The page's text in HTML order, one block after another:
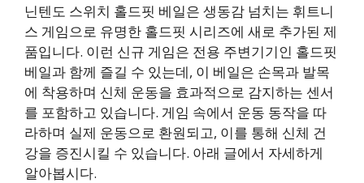
닌텐도 스위치 홀드핏 베일은 생동감 넘치는 휘트니
스 게임으로 유명한 홀드핏 시리즈에 새로 추가된 제
품입니다. 이런 신규 게임은 전용 주변기기인 홀드핏
베일과 함께 즐길 수 있는데, 이 베일은 손목과 발목
에 착용하며 신체 운동을 효과적으로 감지하는 센서
를 포함하고 있습니다. 게임 속에서 운동 동작을 따
라하며 실제 운동으로 환원되고, 이를 통해 신체 건
강을 증진시킬 수 있습니다. 아래 글에서 자세하게
알아봅시다.